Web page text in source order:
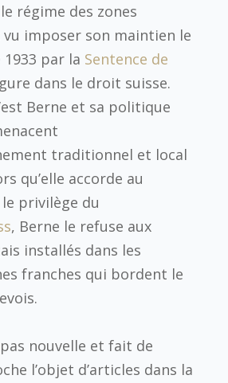
régime des zones
vu imposer son maintien le
par la Sentence de
dans le droit suisse.
Berne et sa politique
traditionnel et local
qu’elle accorde au
privilège du
, Berne le refuse aux
installés dans les
franches qui bordent le
pas nouvelle et fait de
l’objet d’articles dans la